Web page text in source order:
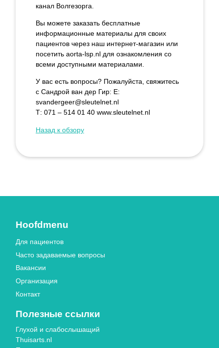
канал Волгезорга.
Вы можете заказать бесплатные
информационные материалы для своих
пациентов через наш интернет-магазин или
посетить aorta-lsp.nl для ознакомления со
всеми доступными материалами.
У вас есть вопросы? Пожалуйста, свяжитесь
с Сандрой ван дер Гир: E:
svandergeer@sleutelnet.nl
Т: 071 – 514 01 40 www.sleutelnet.nl
Назад к обзору
Hoofdmenu
Для пациентов
Часто задаваемые вопросы
Вакансии
Организация
Контакт
Полезные ссылки
Глухой и слабослышащий
Thuisarts.nl